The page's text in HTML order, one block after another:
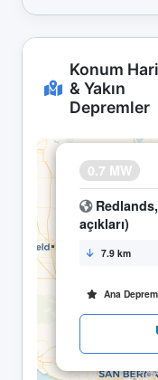
Konum
& Yakın
Depremler
0.7 MW
açıkları)
7.9 km
Ana Deprem